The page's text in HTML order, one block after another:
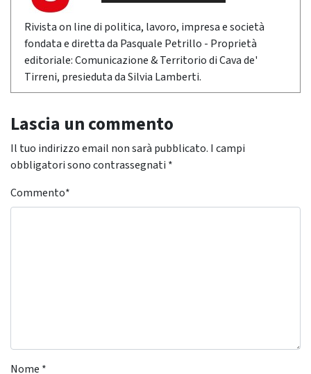
Rivista on line di politica, lavoro, impresa e società
fondata e diretta da Pasquale Petrillo - Proprietà
editoriale: Comunicazione & Territorio di Cava de'
Tirreni, presieduta da Silvia Lamberti.
Lascia un commento
Il tuo indirizzo email non sarà pubblicato. I campi
obbligatori sono contrassegnati *
Commento*
Nome *